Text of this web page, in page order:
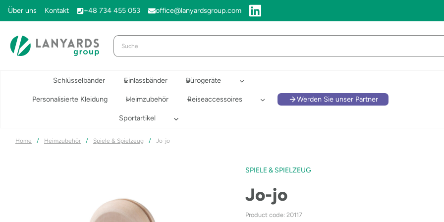
Zum
Inhalt
Über uns Kontakt +48 734 455 053 office@lanyardsgroup.com
Schlüsselbänder Einlassbänder Bürogeräte
Personalisierte Kleidung Heimzubehör Reiseaccessoires
Sportartikel
Werden Sie unser Partner
Home / Heimzubehör / Spiele & Spielzeug / Jo-jo
SPIELE & SPIELZEUG
Jo-jo
Product code: 20117